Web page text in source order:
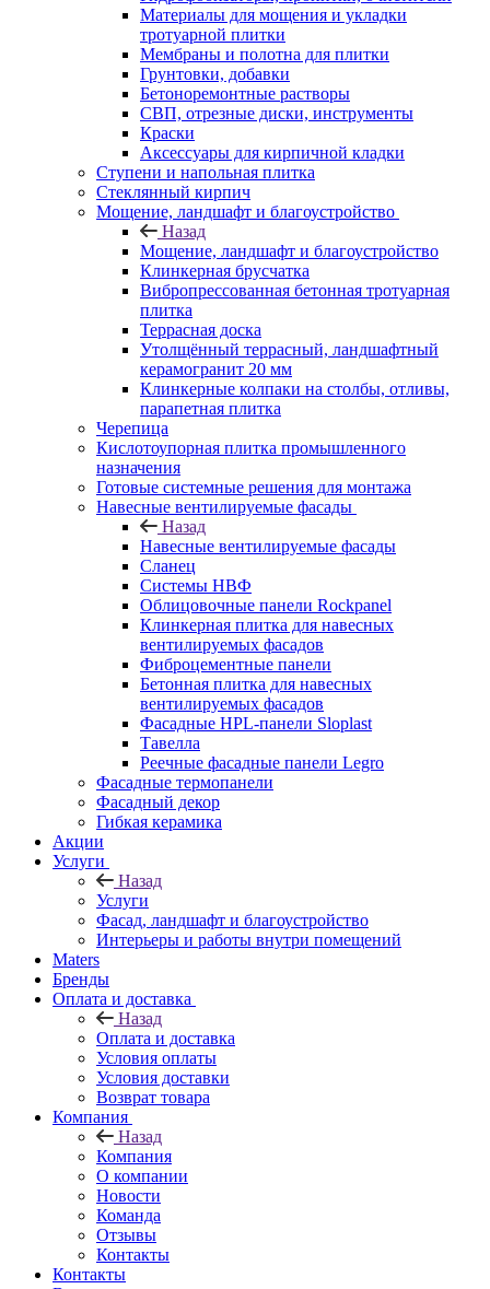
Материалы для мощения и укладки
тротуарной плитки
Мембраны и полотна для плитки
Грунтовки, добавки
Бетоноремонтные растворы
СВП, отрезные диски, инструменты
Краски
Аксессуары для кирпичной кладки
Ступени и напольная плитка
Cтеклянный кирпич
Мощение, ландшафт и благоустройство
Назад
Мощение, ландшафт и благоустройство
Клинкерная брусчатка
Вибропрессованная бетонная тротуарная
плитка
Террасная доска
Утолщённый террасный, ландшафтный
керамогранит 20 мм
Клинкерные колпаки на столбы, отливы,
парапетная плитка
Черепица
Кислотоупорная плитка промышленного
назначения
Готовые системные решения для монтажа
Навесные вентилируемые фасады
Назад
Навесные вентилируемые фасады
Сланец
Системы НВФ
Облицовочные панели Rockpanel
Клинкерная плитка для навесных
вентилируемых фасадов
Фиброцементные панели
Бетонная плитка для навесных
вентилируемых фасадов
Фасадные HPL-панели Sloplast
Тавелла
Реечные фасадные панели Legro
Фасадные термопанели
Фасадный декор
Гибкая керамика
Акции
Услуги
Назад
Услуги
Фасад, ландшафт и благоустройство
Интерьеры и работы внутри помещений
Maters
Бренды
Оплата и доставка
Назад
Оплата и доставка
Условия оплаты
Условия доставки
Возврат товара
Компания
Назад
Компания
О компании
Новости
Команда
Отзывы
Контакты
Контакты